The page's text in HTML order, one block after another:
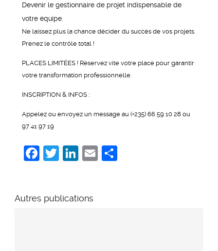
Devenir le gestionnaire de projet indispensable de
votre équipe.
Ne laissez plus la chance décider du succès de vos projets.
Prenez le contrôle total !
PLACES LIMITÉES ! Réservez vite votre place pour garantir
votre transformation professionnelle.
INSCRIPTION & INFOS :
Appelez ou envoyez un message au (+235) 66 59 10 28 ou
97 41 97 19
Facebook
Twitter
LinkedIn
Email
Autres publications